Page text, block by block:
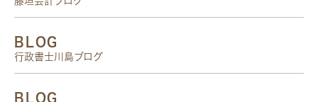
BLOG
行政書士川島ブログ
BLOG